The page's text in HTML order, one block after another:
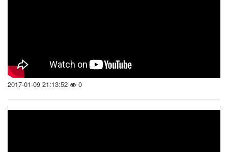
2017-01-09 21:13:52 0